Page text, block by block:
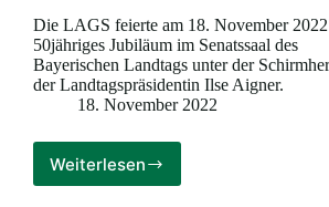
Die LAGS feierte am 18. November
50jähriges Jubiläum im Senatssaal des
Bayerischen Landtags unter der
der Landtagspräsidentin Ilse Aigner.
18. November 2022
WeiterlesenJubiläumsveranstaltung: